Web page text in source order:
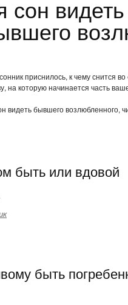
сонник приснилось, к чему снится
на которую начинается часть
видеть бывшего возлюбленного,
быть или вдовой
быть